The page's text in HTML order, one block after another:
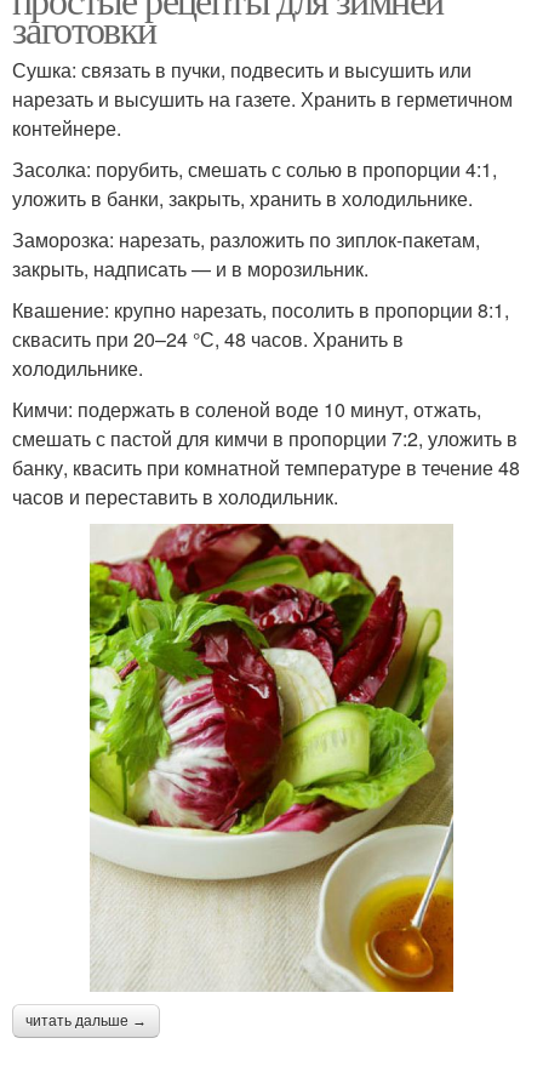
заготовки
Сушка: связать в пучки, подвесить и высушить или
нарезать и высушить на газете. Хранить в герметичном
контейнере.
Засолка: порубить, смешать с солью в пропорции 4:1,
уложить в банки, закрыть, хранить в холодильнике.
Заморозка: нарезать, разложить по зиплок-пакетам,
закрыть, надписать — и в морозильник.
Квашение: крупно нарезать, посолить в пропорции 8:1,
сквасить при 20–24 °С, 48 часов. Хранить в
холодильнике.
Кимчи: подержать в соленой воде 10 минут, отжать,
смешать с пастой для кимчи в пропорции 7:2, уложить в
банку, квасить при комнатной температуре в течение 48
часов и переставить в холодильник.
читать дальше →